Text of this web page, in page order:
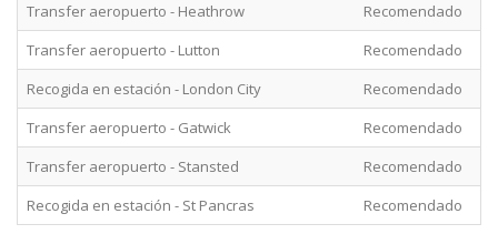
Transfer aeropuerto - Heathrow
Recomendado
Transfer aeropuerto - Lutton
Recomendado
Recogida en estación - London City
Recomendado
Transfer aeropuerto - Gatwick
Recomendado
Transfer aeropuerto - Stansted
Recomendado
Recogida en estación - St Pancras
Recomendado